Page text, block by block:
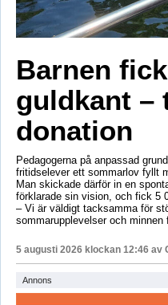
Barnen
guldkant –
donation
Pedagogerna på anpassad
fritidselever ett sommarlov fyllt
Man skickade därför in en
förklarade sin vision, och fick 5
– Vi är väldigt tacksamma för
sommarupplevelser och minnen
5 augusti 2026 klockan 12:46 av
Annons